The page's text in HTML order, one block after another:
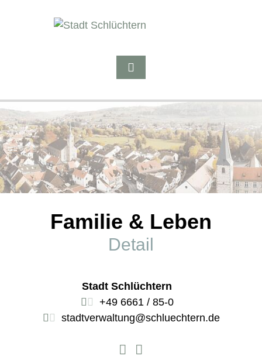
Familie & Leben
Detail
Stadt Schlüchtern
+49 6661 / 85-0
stadtverwaltung@schluechtern.de